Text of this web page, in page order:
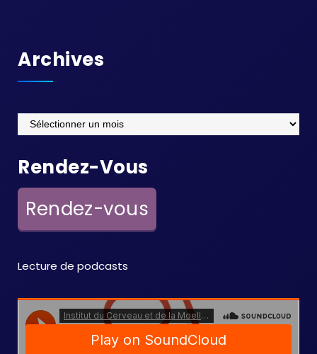
Archives
Archives
Rendez-Vous
Rendez-vous
Lecture de podcasts